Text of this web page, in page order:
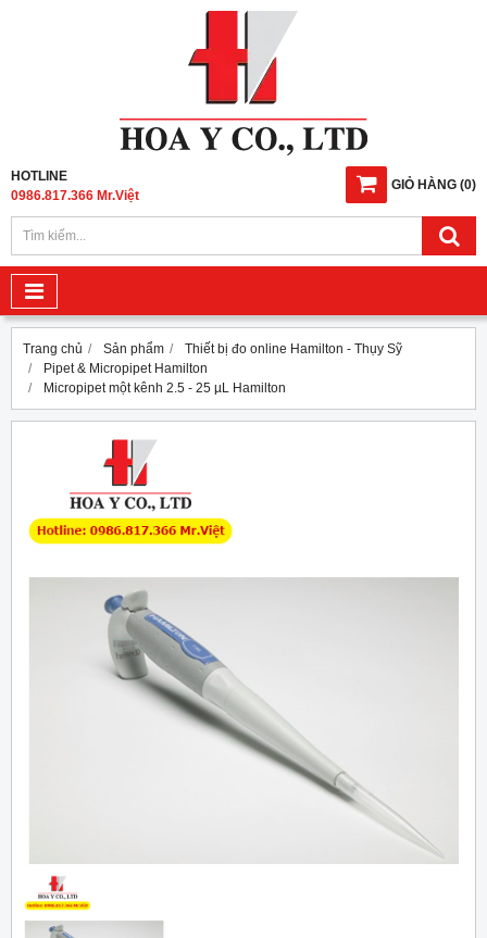
GIỎ HÀNG (0)
HOTLINE
0986.817.366 Mr.Việt
Trang chủ Sản phẩm
Thiết bị đo online Hamilton - Thụy Sỹ
Pipet & Micropipet Hamilton
Micropipet một kênh 2.5 - 25 µL Hamilton